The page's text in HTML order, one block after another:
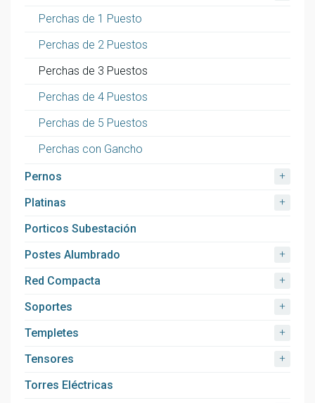
Perchas de 1 Puesto
Perchas de 2 Puestos
Perchas de 3 Puestos
Perchas de 4 Puestos
Perchas de 5 Puestos
Perchas con Gancho
Pernos +
Platinas +
Porticos Subestación
Postes Alumbrado
+
Red Compacta +
Soportes +
Templetes +
Tensores +
Torres Eléctricas